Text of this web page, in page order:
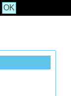
OK